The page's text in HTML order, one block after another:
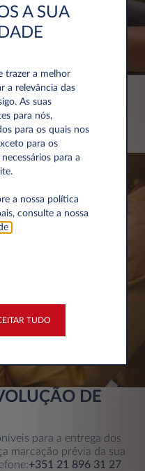
autorizadas para a
Kleber, BF Goodrich,
Dunlop,
DE
para a entrega dos
marcação prévia da sua
+351 21 896 31 27
A SUA
trazer a melhor
a relevância das
As suas
para nós,
para os quais nos
para os
para a
a nossa política
consulte a nossa
TUDO